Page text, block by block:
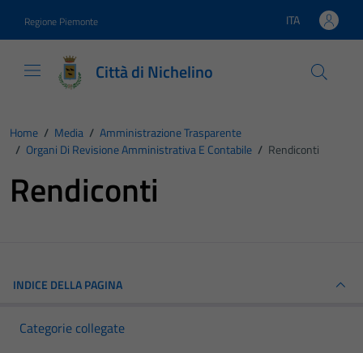
Regione Piemonte Lingua attiva:
ITA
Città di Nichelino
Home / Media / Amministrazione Trasparente
/ Organi Di Revisione Amministrativa E Contabile / Rendiconti
Rendiconti
INDICE DELLA PAGINA
Categorie collegate